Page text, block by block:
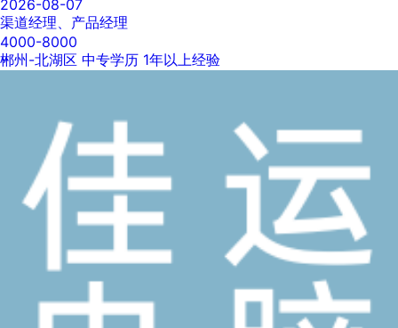
2026-08-07
渠道经理、产品经理
4000-8000
郴州-北湖区 中专学历 1年以上经验